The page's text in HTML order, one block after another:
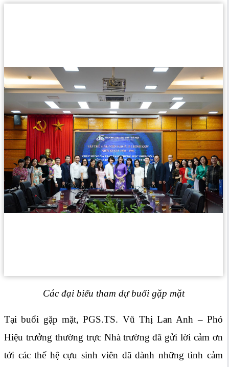
Các đại biểu tham dự buổi gặp mặt
Tại buổi gặp mặt, PGS.TS. Vũ Thị Lan Anh – Phó
Hiệu trưởng thường trực Nhà trường đã gửi lời cảm ơn
tới các thế hệ cựu sinh viên đã dành những tình cảm